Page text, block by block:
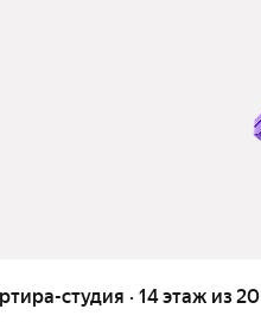
студия · 14 этаж из 20